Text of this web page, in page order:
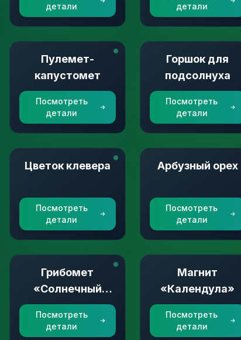
детали
детали
Пулемет-
капустомет
Посмотреть
детали
Горшок для
подсолнуха
Посмотреть
детали
Цветок клевера
Посмотреть
детали
Арбузный орех
Посмотреть
детали
Грибомет
«Солнечный
свет»
Посмотреть
детали
Магнит
«Календула»
Посмотреть
детали